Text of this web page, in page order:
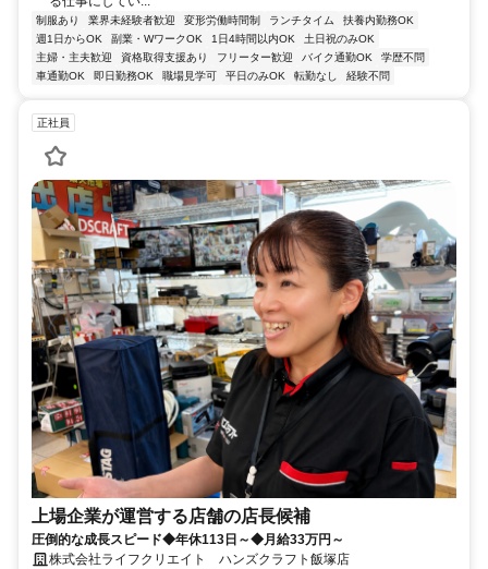
制服あり 業界未経験者歓迎 変形労働時間制 ランチタイム
扶養内勤務OK
週1日からOK
副業・WワークOK 1日4時間以内OK
土日祝のみOK
主婦・主夫歓迎
資格取得支援あり フリーター歓迎 バイク通勤OK
学歴不問
車通勤OK
即日勤務OK 職場見学可 平日のみOK 転勤なし 経験不問
正社員
上場企業が運営する店舗の店長候補
圧倒的な成長スピード◆年休113日～◆月給33万円～
株式会社ライフクリエイト ハンズクラフト飯塚店